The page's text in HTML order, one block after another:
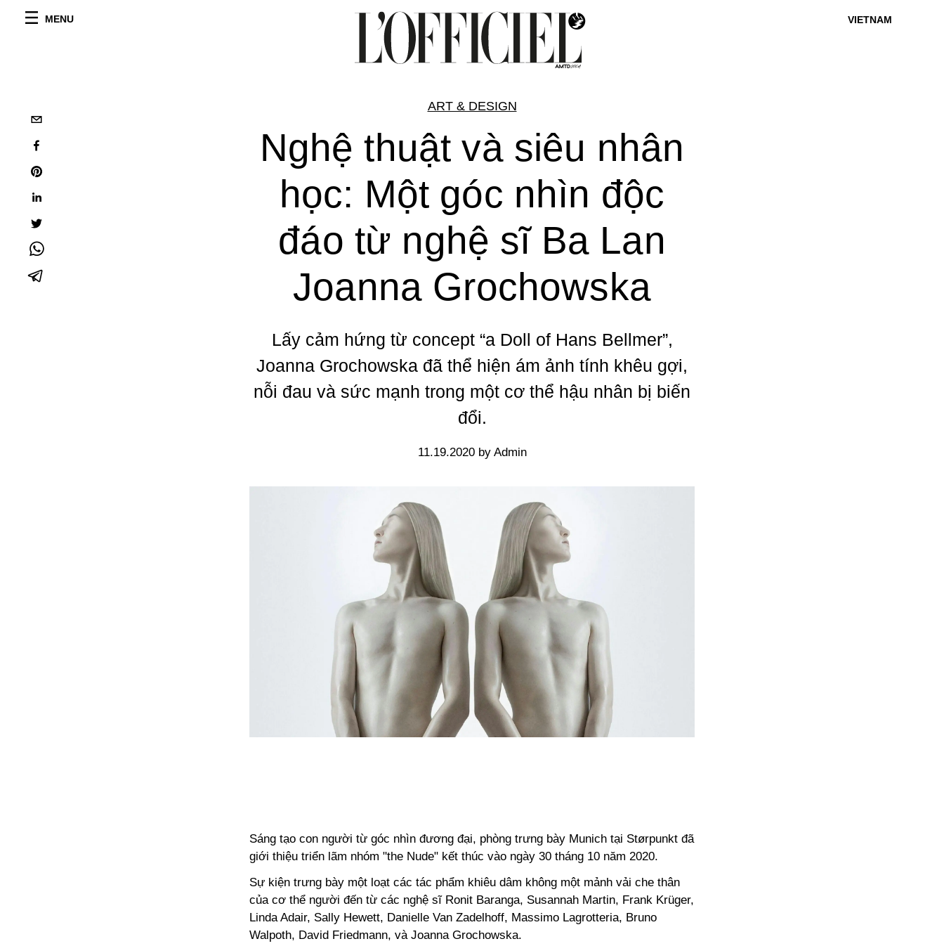
MENU VIETNAM
ART & DESIGN
Nghệ thuật và siêu nhân
học: Một góc nhìn độc
đáo từ nghệ sĩ Ba Lan
Joanna Grochowska
Lấy cảm hứng từ concept “a Doll of Hans Bellmer”,
Joanna Grochowska đã thể hiện ám ảnh tính khêu gợi,
nỗi đau và sức mạnh trong một cơ thể hậu nhân bị biến
đổi.
11.19.2020 by Admin
Sáng tạo con người từ góc nhìn đương đại, phòng trưng bày Munich tại Størpunkt đã
giới thiệu triển lãm nhóm "the Nude" kết thúc vào ngày 30 tháng 10 năm 2020.
Sự kiện trưng bày một loạt các tác phẩm khiêu dâm không một mảnh vải che thân
của cơ thể người đến từ các nghệ sĩ Ronit Baranga, Susannah Martin, Frank Krüger,
Linda Adair, Sally Hewett, Danielle Van Zadelhoff, Massimo Lagrotteria, Bruno
Walpoth, David Friedmann, và Joanna Grochowska.